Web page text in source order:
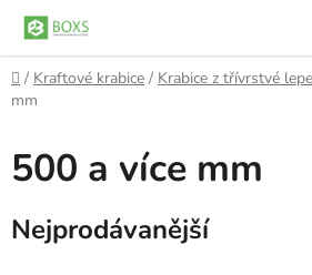
Přejít
obsah
Domů
/ Kraftové krabice / Krabice z třívrstvé
mm
500 a více mm
Nejprodávanější